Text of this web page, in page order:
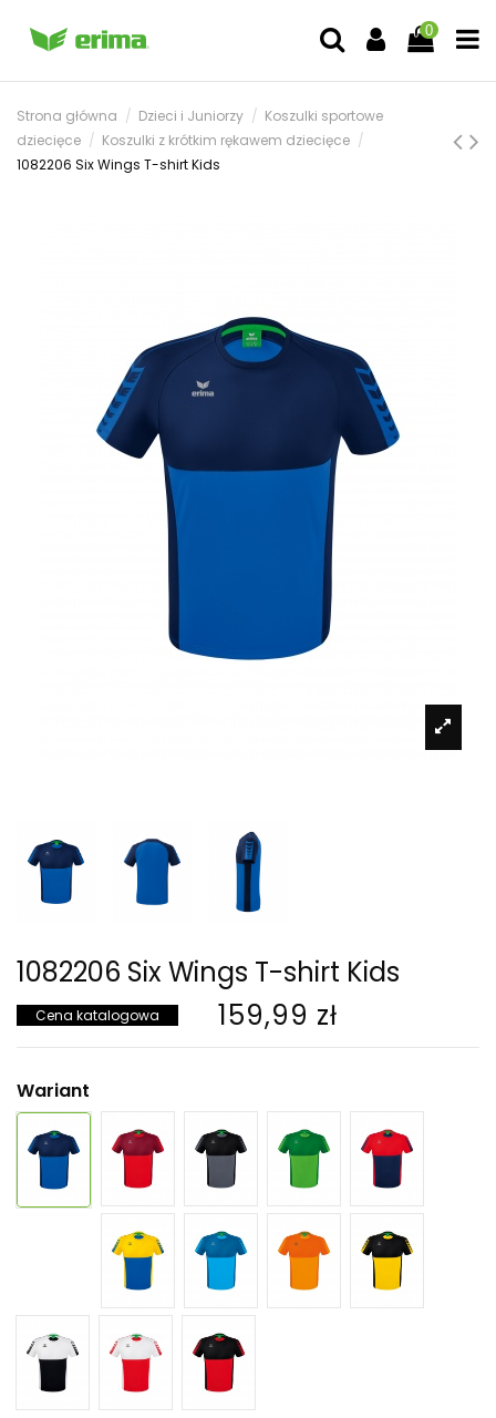
0
Strona główna Dzieci i Juniorzy
Koszulki sportowe
dziecięce
Koszulki z krótkim rękawem dziecięce
1082206 Six Wings T-shirt Kids
1082206 Six Wings T-shirt Kids
Cena katalogowa 159,99 zł
Wariant